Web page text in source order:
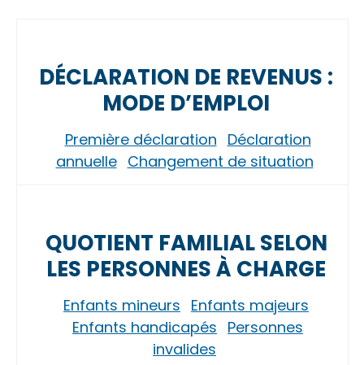
DÉCLARATION DE REVENUS :
MODE D’EMPLOI
Première déclaration Déclaration
annuelle Changement de situation
QUOTIENT FAMILIAL SELON
LES PERSONNES À CHARGE
Enfants mineurs Enfants majeurs
Enfants handicapés Personnes
invalides